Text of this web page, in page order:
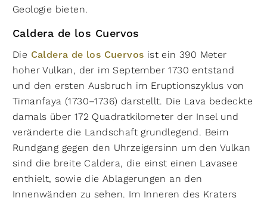
Geologie bieten.
Caldera de los Cuervos
Die Caldera de los Cuervos ist ein 390 Meter
hoher Vulkan, der im September 1730 entstand
und den ersten Ausbruch im Eruptionszyklus von
Timanfaya (1730–1736) darstellt. Die Lava bedeckte
damals über 172 Quadratkilometer der Insel und
veränderte die Landschaft grundlegend. Beim
Rundgang gegen den Uhrzeigersinn um den Vulkan
sind die breite Caldera, die einst einen Lavasee
enthielt, sowie die Ablagerungen an den
Innenwänden zu sehen. Im Inneren des Kraters